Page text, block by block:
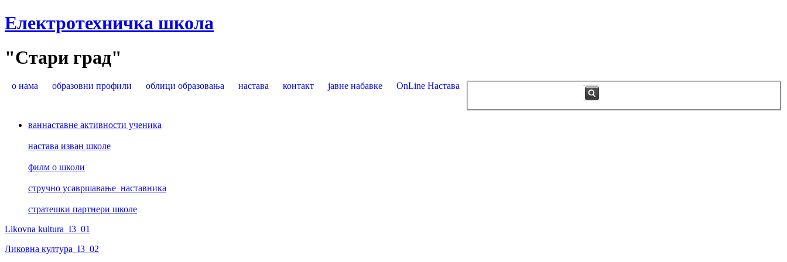
Електротехничка школа
"Стари град"
о нама образовни профили облици образовања настава контакт јавне набавке OnLine Настава
ваннаставне активности ученика
настава изван школе
филм о школи
стручно усавршавање наставника
стратешки партнери школе
Likovna kultura_I3_01
Ликовна култура_I3_02